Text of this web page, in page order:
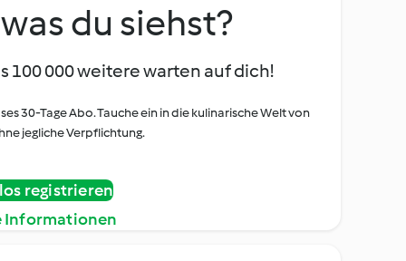
du siehst?
100 000 weitere warten auf dich!
30-Tage Abo. Tauche ein in die kulinarische Welt von
jegliche Verpflichtung.
registrieren
Informationen